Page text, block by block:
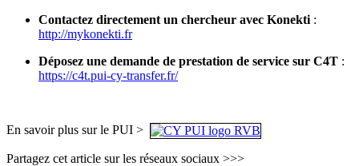
Contactez directement un chercheur avec Konekti :
http://mykonekti.fr
Déposez une demande de prestation de service sur C4T :
https://c4t.pui-cy-transfer.fr/
En savoir plus sur le PUI >
Partagez cet article sur les réseaux sociaux >>>